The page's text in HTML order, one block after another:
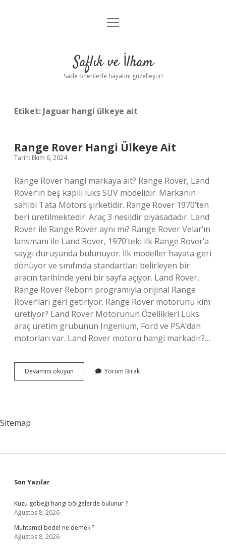
Anasayfa
Yasal Uyarı
menüyü
Saflık ve İlham
Sade önerilerle hayatını güzelleştir!
Etiket: Jaguar hangi ülkeye ait
Range Rover Hangi Ülkeye Ait
Tarih: Ekim 6, 2024
Range Rover hangi markaya ait? Range Rover, Land
Rover’ın beş kapılı lüks SUV modelidir. Markanın
sahibi Tata Motors şirketidir. Range Rover 1970’ten
beri üretilmektedir. Araç 3 nesildir piyasadadır. Land
Rover ile Range Rover aynı mı? Range Rover Velar’ın
lansmanı ile Land Rover, 1970’teki ilk Range Rover’a
saygı duruşunda bulunuyor. İlk modeller hayata geri
dönüyor ve sınıfında standartları belirleyen bir
aracın tarihinde yeni bir sayfa açıyor. Land Rover,
Range Rover Reborn programıyla orijinal Range
Rover’ları geri getiriyor. Range Rover motorunu kim
üretiyor? Land Rover Motorunun Özellikleri Lüks
araç üretim grubunun Ingenium, Ford ve PSA’dan
motorları var. Land Rover motoru hangi markadır?…
Devamını okuyun
Rover
Yorum Bırak
Sitemap
Sidebar
Son Yazılar
Kuzu göbeği hangi bölgelerde bulunur ?
Ağustos 8, 2026
Muhtemel bedel ne demek ?
Ağustos 8, 2026